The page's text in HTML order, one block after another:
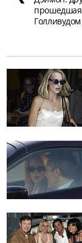
Голливудом